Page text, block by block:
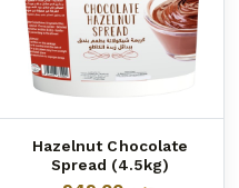
Hazelnut Chocolate
Spread (4.5kg)